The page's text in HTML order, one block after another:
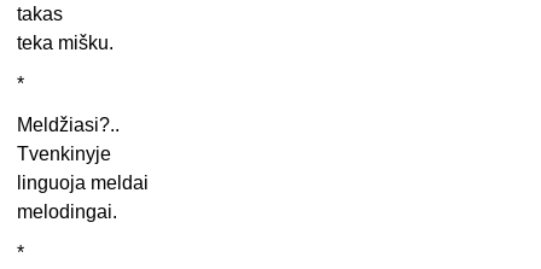
takas
teka mišku.
*
Meldžiasi?..
Tvenkinyje
linguoja meldai
melodingai.
*